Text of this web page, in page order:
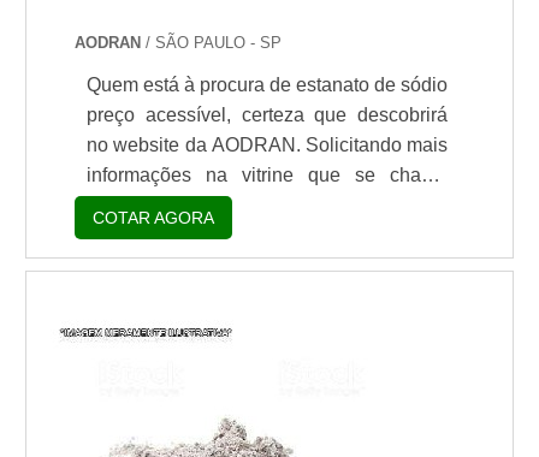
AODRAN/ SÃO PAULO - SP
Quem está à procura de estanato de sódio
preço acessível, certeza que descobrirá
no website da AODRAN. Solicitando mais
informações na vitrine que se chama
Soluções Industriais e conhecendo a líder
do segmento.É importante lembrar que o
produto deve sempre ser adquirido com
Esse tipo de cuidado ajuda a garantir a
COTAR AGORA